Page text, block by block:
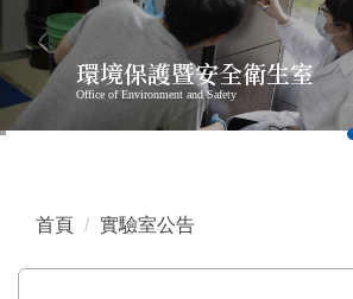
區
塊
環境保護暨安全衛生室
Office of Environment and Safety
首頁 實驗室公告